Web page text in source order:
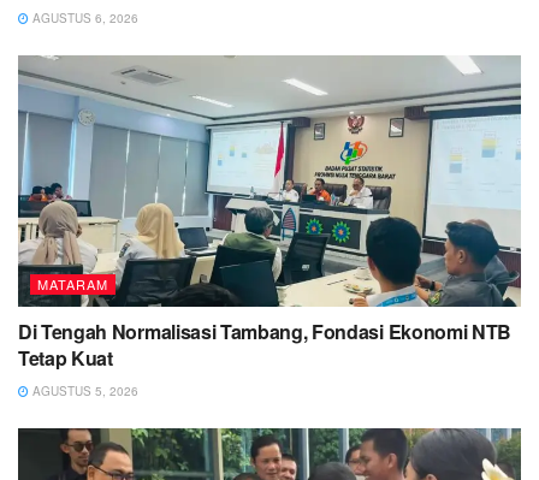
AGUSTUS 6, 2026
MATARAM
Di Tengah Normalisasi Tambang, Fondasi Ekonomi NTB
Tetap Kuat
AGUSTUS 5, 2026